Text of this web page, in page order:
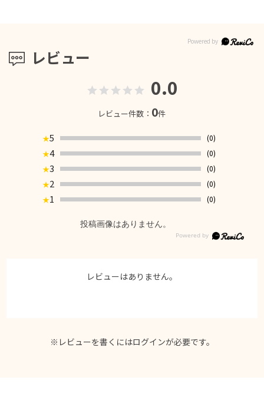
レビュー
0.0
レビュー件数： 0件
★5
(0)
★4
(0)
★3
(0)
★2
(0)
★1 (0)
投稿画像はありません。
レビューはありません。
※レビューを書くにはログインが必要です。